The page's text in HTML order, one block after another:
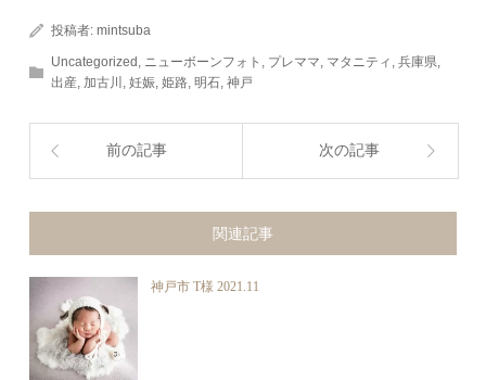
投稿者:mintsuba
Uncategorized , ニューボーンフォト , プレママ, マタニティ ,兵庫県,
出産, 加古川 ,妊娠,姫路,明石,神戸
前の記事 次の記事
関連記事
神戸市 T様 2021.11